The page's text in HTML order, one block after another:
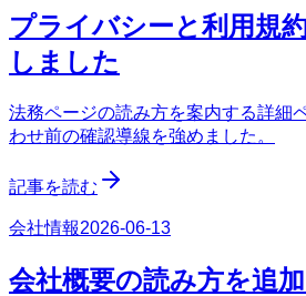
プライバシーと利用規
しました
法務ページの読み方を案内する詳細
わせ前の確認導線を強めました。
記事を読む
会社情報2026-06-13
会社概要の読み方を追